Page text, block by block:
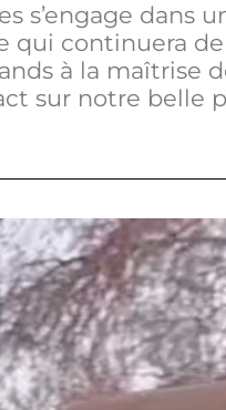
s’engage dans
qui continuera
à la
sur notre belle